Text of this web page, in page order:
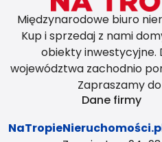
Międzynarodowe biuro
Kup i sprzedaj z nami
obiekty inwestycyjne.
województwa zachodnio
Zapraszamy
Dane firmy
NaTropieNieruchomości.pl